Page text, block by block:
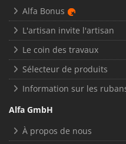
Alfa Bonus
L'artisan invite l'artisan
Le coin des travaux
Sélecteur de produits
Information sur les
Alfa GmbH
À propos de nous